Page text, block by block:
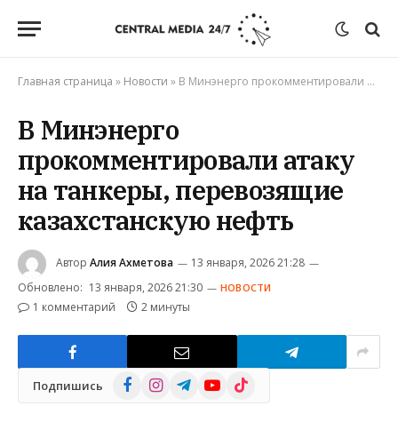
Главная страница » Новости » В Минэнерго прокомментировали атаку на танкеры, перевозящие казахстанскую нефть
В Минэнерго
прокомментировали атаку
на танкеры, перевозящие
казахстанскую нефть
Автор Алия Ахметова
13 января, 2026 21:28
Обновлено: 13 января, 2026 21:30 НОВОСТИ
1 комментарий 2 минуты
Подпишись FacebookInstagramTelegramYouTube
TikTok